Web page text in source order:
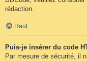
rédaction.
Haut
Puis-je insérer du code
Par mesure de sécurité, il